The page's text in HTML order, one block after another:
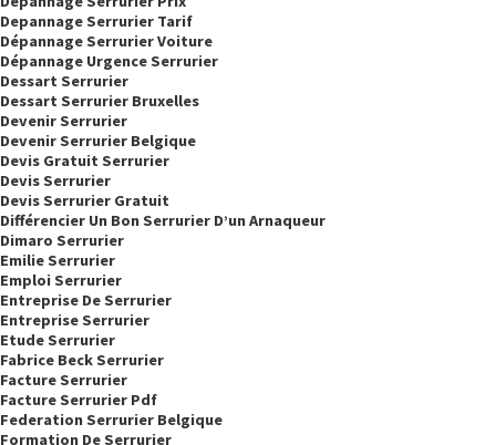
Depannage Serrurier Tarif
Dépannage Serrurier Voiture
Dépannage Urgence Serrurier
Dessart Serrurier
Dessart Serrurier Bruxelles
Devenir Serrurier
Devenir Serrurier Belgique
Devis Gratuit Serrurier
Devis Serrurier
Devis Serrurier Gratuit
Différencier Un Bon Serrurier D’un Arnaqueur
Dimaro Serrurier
Emilie Serrurier
Emploi Serrurier
Entreprise De Serrurier
Entreprise Serrurier
Etude Serrurier
Fabrice Beck Serrurier
Facture Serrurier
Facture Serrurier Pdf
Federation Serrurier Belgique
Formation De Serrurier